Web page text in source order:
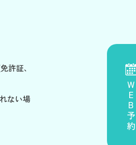
許証、
ない場